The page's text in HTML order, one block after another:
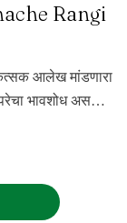
Rangi
आलेख मांडणारा
भावशोध असणारा